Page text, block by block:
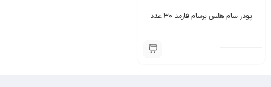
پودر سام هلس برسام فارمد 30 عدد